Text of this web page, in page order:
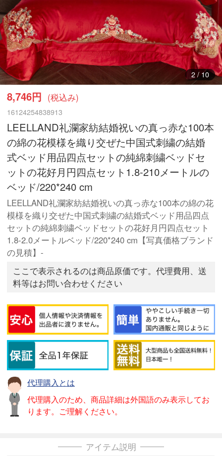
3/10
8,746円 (税込み)
16124254838913
LEELLAND礼瀾家紡結婚祝いの真っ赤な100本
の綿の花模様を織り交ぜた中国式刺繍の結婚
式ベッド用品四点セットの純綿刺繍ベッドセ
ットの花好月円四点セット1.8-210メートルの
ベッド/220*240 cm
LEELLAND礼瀾家紡結婚祝いの真っ赤な100本の綿の花
模様を織り交ぜた中国式刺繍の結婚式ベッド用品四点
セットの純綿刺繍ベッドセットの花好月円四点セット
1.8-2.0メートルベッド/220*240 cm【写真価格ブランド
の見積】-
ここで表示されるのは商品原価です。代理費用、送
料等はお問い合わせください
代理購入とは
代理購入のため、商品詳細は外国語のみ表示してお
ります。ご理解ください。
アイテム説明